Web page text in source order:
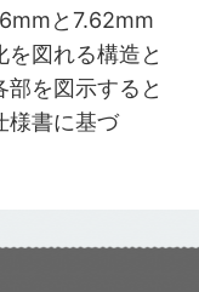
と7.62mm
図れる構造と
を図示すると
様書に基づ